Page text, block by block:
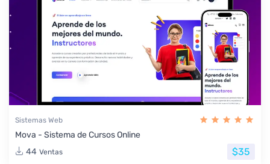
Sistemas Web
Mova - Sistema de Cursos Online
44 Ventas $35